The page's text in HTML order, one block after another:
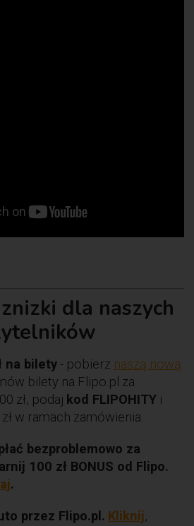
dla naszych
na bilety - pobierz naszą nową
bilety na Flipo.pl za
zł, podaj kod FLIPOHITY i
w ramach zamówienia.
bezproblemowo za
100 zł BONUS od Flipo.
.
przez Flipo.pl. Kliknij,